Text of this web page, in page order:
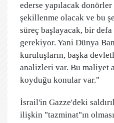
ederse yapılacak
şekillenme olacak ve bu
süreç başlayacak, bir
gerekiyor. Yani Dünya
kuruluşların, başka
analizleri var. Bu maliyet
koyduğu konular var."
İsrail'in Gazze'deki
ilişkin "tazminat"ın